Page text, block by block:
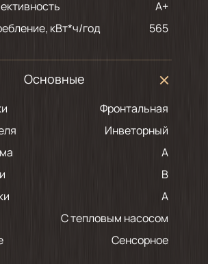
A+
кВт*ч/год
565
Основные
Фронтальная
Инветорный
A
B
A
С тепловым насосом
Сенсорное